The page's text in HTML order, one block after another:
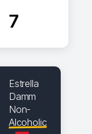
7
Estrella
Damm
Non-
Alcoholic